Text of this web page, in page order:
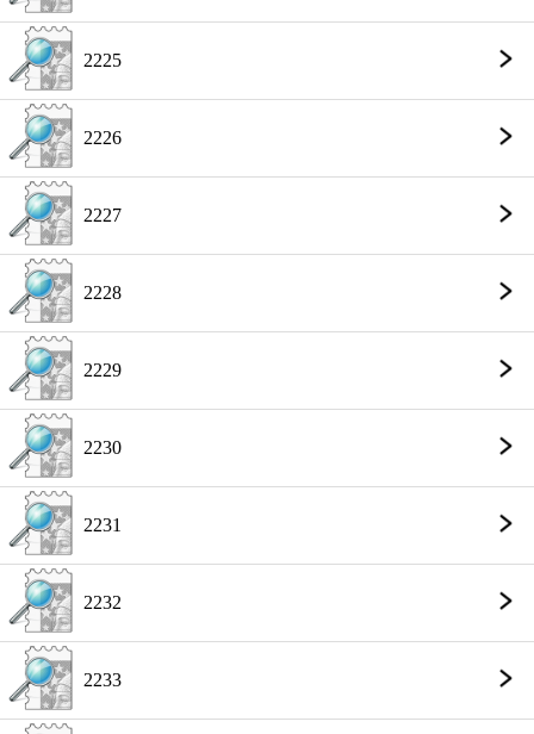
2225
2226
2227
2228
2229
2230
2231
2232
2233